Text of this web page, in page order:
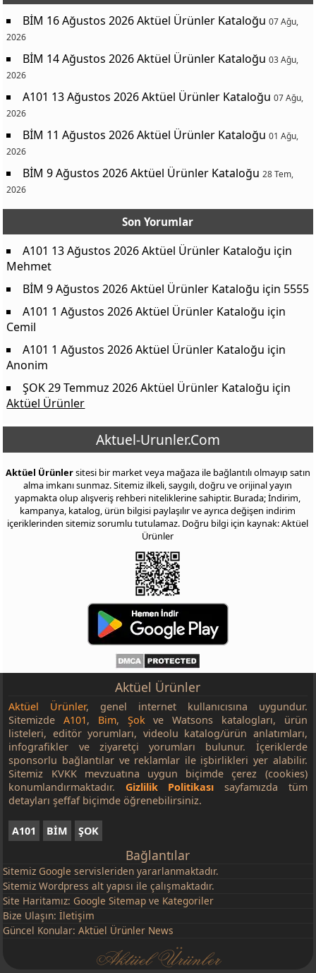
BİM 16 Ağustos 2026 Aktüel Ürünler Kataloğu 07 Ağu,
2026
BİM 14 Ağustos 2026 Aktüel Ürünler Kataloğu 03 Ağu,
2026
A101 13 Ağustos 2026 Aktüel Ürünler Kataloğu 07 Ağu,
2026
BİM 11 Ağustos 2026 Aktüel Ürünler Kataloğu 01 Ağu,
2026
BİM 9 Ağustos 2026 Aktüel Ürünler Kataloğu 28 Tem,
2026
Son Yorumlar
A101 13 Ağustos 2026 Aktüel Ürünler Kataloğu için
Mehmet
BİM 9 Ağustos 2026 Aktüel Ürünler Kataloğu için 5555
A101 1 Ağustos 2026 Aktüel Ürünler Kataloğu için
Cemil
A101 1 Ağustos 2026 Aktüel Ürünler Kataloğu için
Anonim
ŞOK 29 Temmuz 2026 Aktüel Ürünler Kataloğu için
Aktüel Ürünler
Aktuel-Urunler.Com
Aktüel Ürünlersitesi bir market veya mağaza ile bağlantılı olmayıp satın
alma imkanı sunmaz. Sitemiz ilkeli, saygılı, doğru ve orijinal yayın
yapmakta olup alışveriş rehberi niteliklerine sahiptir. Burada; İndirim,
kampanya, katalog, ürün bilgisi paylaşılır ve ayrıca değişen indirim
içeriklerinden sitemiz sorumlu tutulamaz. Doğru bilgi için kaynak: Aktüel
Ürünler
Aktüel Ürünler
Aktüel Ürünler, genel internet kullanıcısına uygundur.
SitemizdeA101, Bim, Şok ve Watsons katalogları, ürün
listeleri, editör yorumları, videolu katalog/ürün anlatımları,
infografikler ve ziyaretçi yorumları bulunur. İçeriklerde
sponsorlu bağlantılar ve reklamlar ile işbirlikleri yer alabilir.
Sitemiz KVKK mevzuatına uygun biçimde çerez (cookies)
konumlandırmaktadır. Gizlilik Politikası sayfamızda tüm
detayları şeffaf biçimde öğrenebilirsiniz.
A101 BİM ŞOK
Bağlantılar
Sitemiz Google servisleriden yararlanmaktadır.
Sitemiz Wordpress alt yapısı ile çalışmaktadır.
Site Haritamız: Google Sitemap ve Kategoriler
Bize Ulaşın:İletişim
Güncel Konular:Aktüel Ürünler News